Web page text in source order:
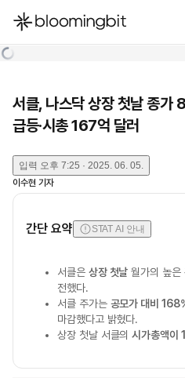
한국어
서클, 나스닥 상장 첫날 종
급등·시총 167억 달러
입력 오후 7:25 · 2025. 06. 05.
이수현 기자
간단 요약 STAT AI 안내
서클은 상장 첫날 월가의 높은
전했다.
서클 주가는 공모가 대비
마감했다고 밝혔다.
상장 첫날 서클의시가총액이